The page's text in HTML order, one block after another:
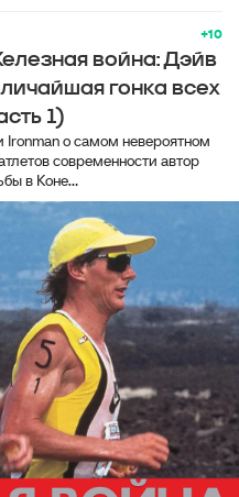
+10
война: Дэйв
гонка всех
1)
Ironman о самом невероятном
современности автор
в Коне...